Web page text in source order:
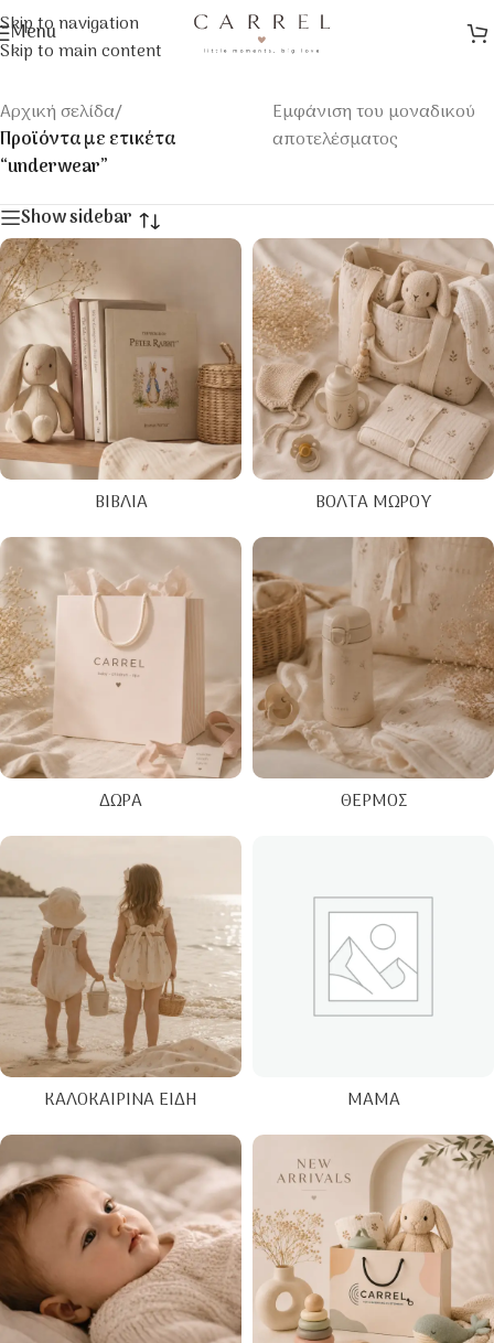
Skip to navigation
Skip to main content
Menu
Αρχική σελίδα/
Προϊόντα με ετικέτα
“underwear”
Εμφάνιση του μοναδικού
αποτελέσματος
Show sidebar
ΒΙΒΛΊΑ ΒΌΛΤΑ ΜΩΡΟΎ
ΔΏΡΑ ΘΕΡΜΌΣ
ΚΑΛΟΚΑΙΡΙΝΑ ΕΊΔΗ ΜΑΜΆ